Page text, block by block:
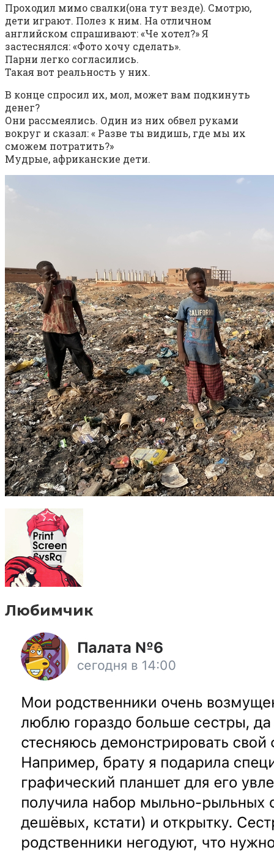
Проходил мимо свалки(она тут везде). Смотрю,
дети играют. Полез к ним. На отличном
английском спрашивают: «Че хотел?» Я
застеснялся: «Фото хочу сделать».
Парни легко согласились.
Такая вот реальность у них.
В конце спросил их, мол, может вам подкинуть
денег?
Они рассмеялись. Один из них обвел руками
вокруг и сказал: « Разве ты видишь, где мы их
сможем потратить?»
Мудрые, африканские дети.
Любимчик⁠ ⁠